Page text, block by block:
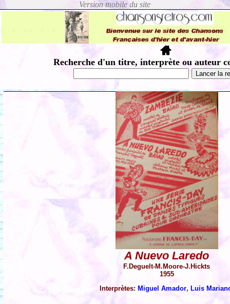
Recherche d'un titre, interprète ou auteur
A Nuevo Laredo
F.Deguelt-M.Moore-J.Hickts
1955
Interprètes: Miguel Amador, Luis